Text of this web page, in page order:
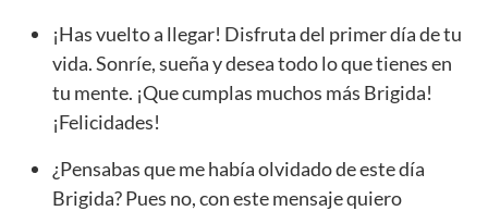
¡Has vuelto a llegar! Disfruta del primer día de tu
vida. Sonríe, sueña y desea todo lo que tienes en
tu mente. ¡Que cumplas muchos más Brigida!
¡Felicidades!
¿Pensabas que me había olvidado de este día
Brigida? Pues no, con este mensaje quiero